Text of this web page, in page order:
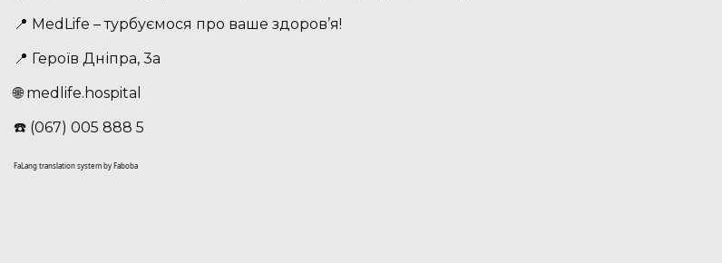
📍 MedLife – турбуємося про ваше здоров’я!
📍 Героїв Дніпра, 3а
🌐 medlife.hospital
☎️ (067) 005 888 5
FaLang translation system by Faboba